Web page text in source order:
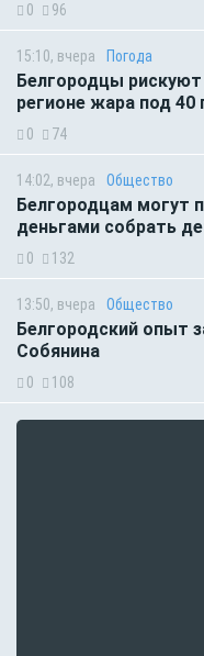
0 96
15:10, вчера Погода
Белгородцы
регионе жара под 40
0 74
14:02, вчера Общество
Белгородцам могут
деньгами собрать
0 132
13:50, вчера Общество
Белгородский опыт
Собянина
0 108